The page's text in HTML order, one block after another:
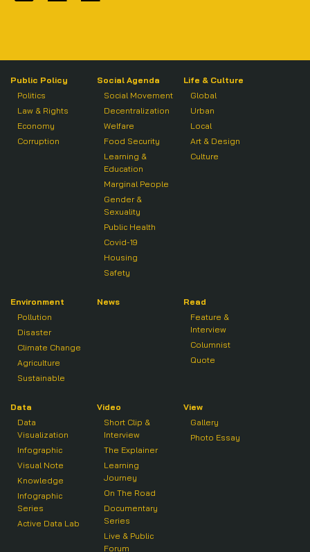
Public Policy
Politics
Law & Rights
Economy
Corruption
Social Agenda
Social Movement
Decentralization
Welfare
Food Security
Learning &
Education
Marginal People
Gender &
Sexuality
Public Health
Covid-19
Housing
Safety
Life & Culture
Global
Urban
Local
Art & Design
Culture
Environment
Pollution
Disaster
Climate Change
Agriculture
Sustainable
News
Read
Feature &
Interview
Columnist
Quote
Data
Data
Visualization
Infographic
Visual Note
Knowledge
Infographic
Series
Active Data Lab
Video
Short Clip &
Interview
The Explainer
Learning
Journey
On The Road
Documentary
Series
Live & Public
Forum
View
Gallery
Photo Essay